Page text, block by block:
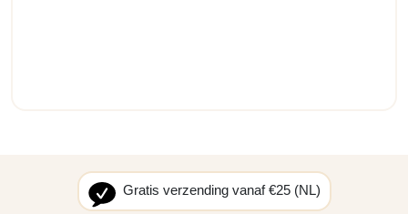
Gratis verzending vanaf €25 (NL)